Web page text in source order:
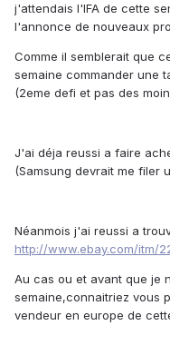
j'attendais l'IFA de cette
l'annonce de nouveaux
Comme il semblerait que
semaine commander une
(2eme defi et pas des
J'ai déja reussi a faire
(Samsung devrait me filer
Néanmois j'ai reussi a
http://www.ebay.com/itm/
Au cas ou et avant que je
semaine,connaitriez vous
vendeur en europe de